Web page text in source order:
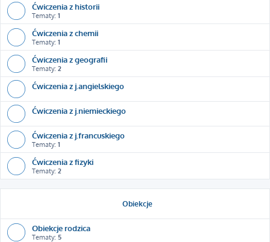
Ćwiczenia z historii
Tematy: 1
Ćwiczenia z chemii
Tematy: 1
Ćwiczenia z geografii
Tematy: 2
Ćwiczenia z j.angielskiego
Ćwiczenia z j.niemieckiego
Ćwiczenia z j.francuskiego
Tematy: 1
Ćwiczenia z fizyki
Tematy: 2
Obiekcje
Obiekcje rodzica
Tematy: 5